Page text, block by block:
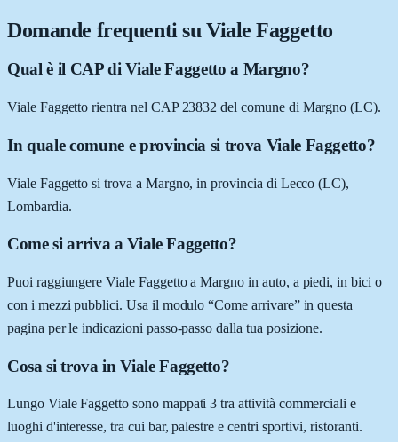
Domande frequenti su Viale Faggetto
Qual è il CAP di Viale Faggetto a Margno?
Viale Faggetto rientra nel CAP 23832 del comune di Margno (LC).
In quale comune e provincia si trova Viale Faggetto?
Viale Faggetto si trova a Margno, in provincia di Lecco (LC),
Lombardia.
Come si arriva a Viale Faggetto?
Puoi raggiungere Viale Faggetto a Margno in auto, a piedi, in bici o
con i mezzi pubblici. Usa il modulo “Come arrivare” in questa
pagina per le indicazioni passo-passo dalla tua posizione.
Cosa si trova in Viale Faggetto?
Lungo Viale Faggetto sono mappati 3 tra attività commerciali e
luoghi d'interesse, tra cui bar, palestre e centri sportivi, ristoranti.